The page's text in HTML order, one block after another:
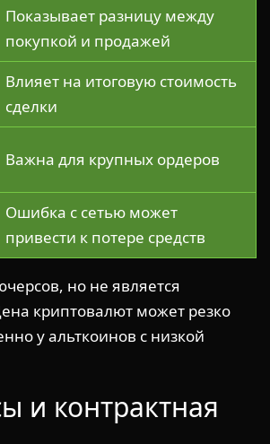
Показывает разницу между
покупкой и продажей
Влияет на итоговую стоимость
сделки
Важна для крупных ордеров
Ошибка с сетью может
привести к потере средств
но не является
криптовалют может резко
у альткоинов с низкой
и контрактная